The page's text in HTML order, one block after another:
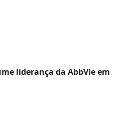
liderança da AbbVie em